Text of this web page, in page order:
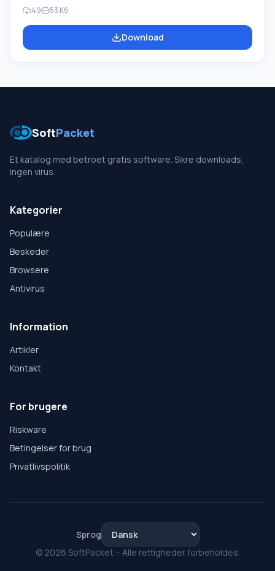
32-bit og 64-bit systemer. Som standard tilbyder
QuiсkSetDNS kun brug af Googles offentlige DNS-
servere. Du kan nemt tilføje andre DNS-servere til listen i
49 53 Кб
Download
SoftPacket
Et katalog med betroet gratis software. Sikre downloads,
ingen virus.
Kategorier
Populære
Beskeder
Browsere
Antivirus
Information
Artikler
Kontakt
For brugere
Riskware
Betingelser for brug
Privatlivspolitik
Sprog
© 2026 SoftPacket – Alle rettigheder forbeholdes.